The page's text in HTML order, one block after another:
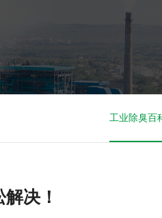
工业除臭百
决！